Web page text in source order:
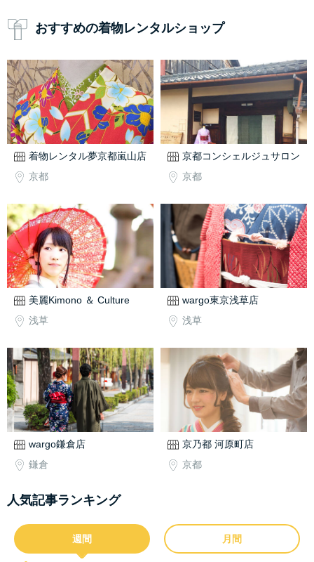
おすすめの着物レンタルショップ
着物レンタル夢京都嵐山店
京都
京都コンシェルジュサロン
京都
美麗Kimono ＆ Culture
浅草
wargo東京浅草店
浅草
wargo鎌倉店
鎌倉
京乃都 河原町店
京都
人気記事ランキング
週間 月間